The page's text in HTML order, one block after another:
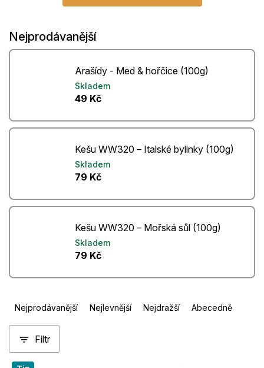
Nejprodávanější
Arašídy - Med & hořčice (100g)
Skladem
49 Kč
Kešu WW320 – Italské bylinky (100g)
Skladem
79 Kč
Kešu WW320 – Mořská sůl (100g)
Skladem
79 Kč
Ř
z
n
Nejprodávanější Nejlevnější Nejdražší Abecedně
Filtr
V